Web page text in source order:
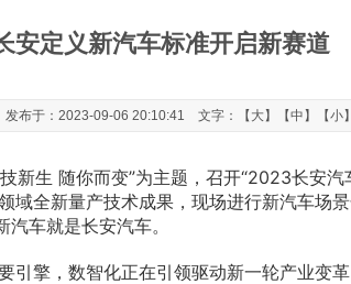
安定义新汽车标准开启新赛道
布于：2023-09-06 20:10:41 文字：【 大】【中 】【小】
生 随你而变”为主题，召开“2023长安汽
域全新量产技术成果，现场进行新汽车场
车就是长安汽车。
引擎，数智化正在引领驱动新一轮产业变